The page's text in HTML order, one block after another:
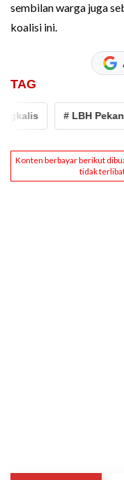
sembilan warga juga
koalisi ini.
TAG
# LBH